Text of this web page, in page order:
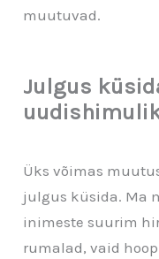
muutuvad.
Julgus
Üks võimas
julgus küsida. Ma
inimeste suurim
rumalad, vaid